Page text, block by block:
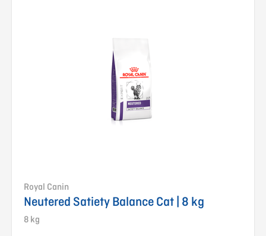
Royal Canin
Neutered Satiety Balance Cat | 8 kg
8 kg